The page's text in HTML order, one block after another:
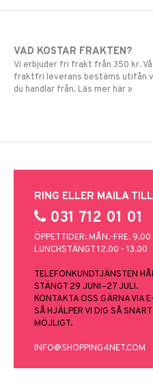
VAD KOSTAR FRAKTEN?
Vi erbjuder fri frakt från 350 kr.
fraktfri leverans bestäms utifån
du handlar från. Läs mer här »
RING ELLER MAILA
031 712 01 01
ÖPPETTIDER: MÅN.-FRE.
LUNCHSTÄNGT 12.00 - 13.00
TELEFONKUNDTJÄNSTEN
STÄNGT 29 JUNI–27 JULI.
KONTAKTA OSS GÄRNA VIA
SÅ HJÄLPER VI DIG SÅ
MÖJLIGT.
INFO@SHOPPING4NET.COM